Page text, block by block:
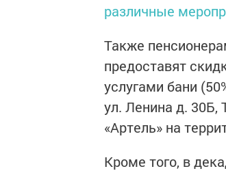
различные
Также
предоставят
услугами бани
ул. Ленина д. 30Б,
«Артель» на
Кроме того, в